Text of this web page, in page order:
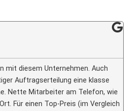
mit diesem Unternehmen. Auch
Auftragserteilung eine klasse
Nette Mitarbeiter am Telefon, wie
Für einen Top-Preis (im Vergleich